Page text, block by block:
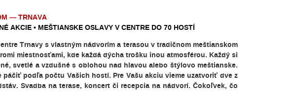
— TRNAVA
AKCIE • MEŠTIANSKE OSLAVY V CENTRE DO 70 HOSTÍ
Trnavy s vlastným nádvorím a terasou v tradičnom meštianskom
miestnosťami, kde každá dýcha trošku inou atmosférou. Každý si
svetlé a vzdušné s oblohou nad hlavou alebo štýlovo meštianske.
páčiť podľa počtu Vašich hostí. Pre Vašu akciu vieme uzatvoriť dve z
Svadba na terase, koncert či recepcia na nádvorí. Čokoľvek, čo